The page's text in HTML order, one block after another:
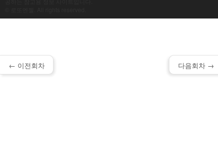
← 이전회차 다음회차 →